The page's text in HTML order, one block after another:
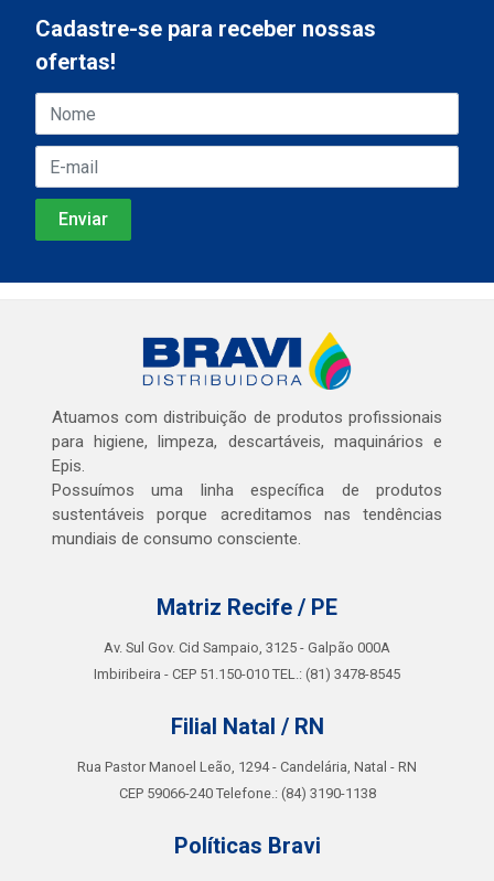
Cadastre-se para receber nossas
ofertas!
Atuamos com distribuição de produtos profissionais
para higiene, limpeza, descartáveis, maquinários e
Epis.
Possuímos uma linha específica de produtos
sustentáveis porque acreditamos nas tendências
mundiais de consumo consciente.
Matriz Recife / PE
Av. Sul Gov. Cid Sampaio, 3125 - Galpão 000A
Imbiribeira - CEP 51.150-010 TEL.: (81) 3478-8545
Filial Natal / RN
Rua Pastor Manoel Leão, 1294 - Candelária, Natal - RN
CEP 59066-240 Telefone.: (84) 3190-1138
Políticas Bravi